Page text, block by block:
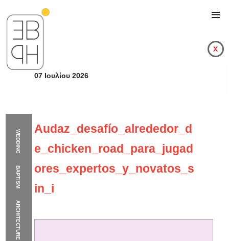
WEDDING
BAPTISM
ARCHITECTURE
x
07 Ιουλίου 2026
Audaz_desafío_alrededor_d
e_chicken_road_para_jugad
ores_expertos_y_novatos_s
in_i